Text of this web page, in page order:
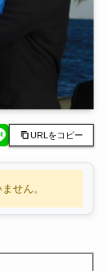
URLをコピー
せん。